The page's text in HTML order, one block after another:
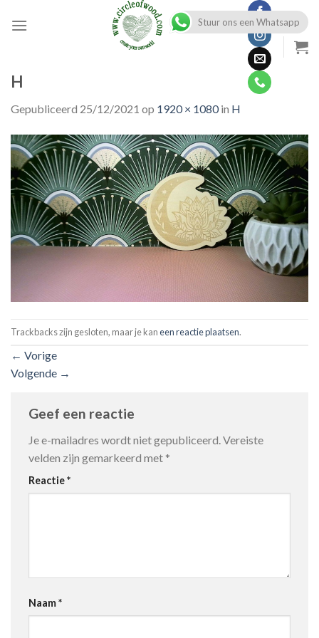
H
Gepubliceerd 25/12/2021 op 1920 × 1080in H
Trackbacks zijn gesloten, maar je kaneen reactie plaatsen.
← Vorige
Volgende →
Geef een reactie
Je e-mailadres wordt niet gepubliceerd.Vereiste
velden zijn gemarkeerd met *
Reactie*
Naam*
Stuur ons een Whatsapp